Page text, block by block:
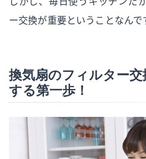
ー交換が重要ということなんで
換気扇のフィルター
する第一歩！